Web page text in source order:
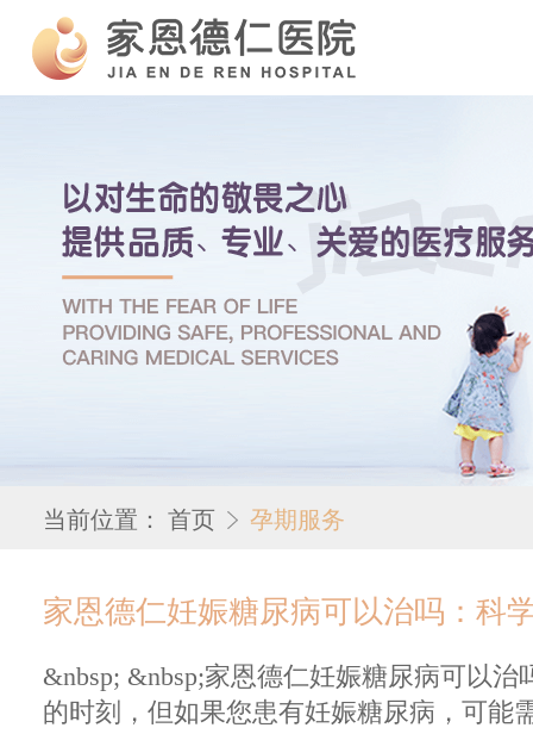
当前位置： 首页 孕期服务
家恩德仁妊娠糖尿病可以治吗：科
&nbsp; &nbsp;家恩德仁妊娠糖尿病可以
的时刻，但如果您患有妊娠糖尿病，可能